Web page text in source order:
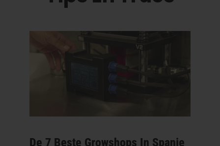
De 7 Beste Growshops In Spanje